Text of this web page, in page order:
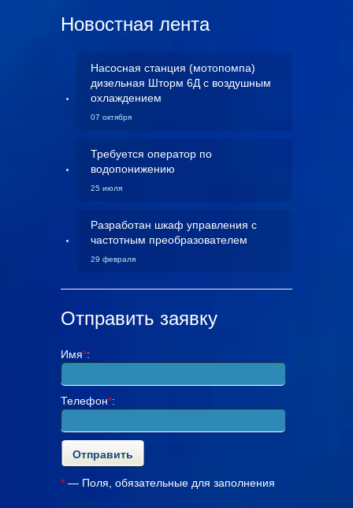
Новостная лента
Насосная станция (мотопомпа)
дизельная Шторм 6Д с воздушным
охлаждением
07 октября
Требуется оператор по
водопонижению
25 июля
Разработан шкаф управления с
частотным преобразователем
29 февраля
Отправить заявку
Имя*:
Телефон*:
* — Поля, обязательные для заполнения